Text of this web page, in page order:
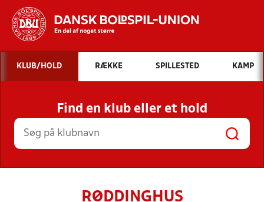
Hvad vil du søge efter?
INDHOLD OG NYHEDER
STILLINGER, RESULTATER, KLUBBER OG
HOLD
KLUB/HOLD RÆKKE SPILLESTED KAMP
Find en klub eller et hold
RØDDINGHUS